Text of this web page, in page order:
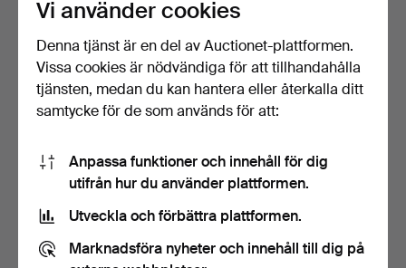
FAXBOK OM LYCKA, NR.
489 AV 987, DEN URSPR…
Klubbades 17 feb 2026
14 bud
CELLINIS
SJÄLVBIOGRAFIBOK MED
ILLUSTRATION…
Klubbades 17 feb 2026
12 bud
Vi använder cookies
Denna tjänst är en del av Auctionet-plattformen.
Vissa cookies är nödvändiga för att tillhandahålla
tjänsten, medan du kan hantera eller återkalla ditt
samtycke för de som används för att:
Anpassa funktioner och innehåll för dig
utifrån hur du använder plattformen.
Utveckla och förbättra plattformen.
Marknadsföra nyheter och innehåll till dig på